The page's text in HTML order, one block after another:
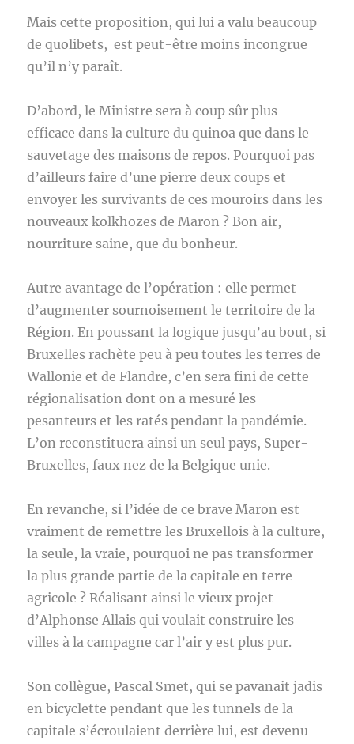
Mais cette proposition, qui lui a valu beaucoup
de quolibets, est peut-être moins incongrue
qu’il n’y paraît.
D’abord, le Ministre sera à coup sûr plus
efficace dans la culture du quinoa que dans le
sauvetage des maisons de repos. Pourquoi pas
d’ailleurs faire d’une pierre deux coups et
envoyer les survivants de ces mouroirs dans les
nouveaux kolkhozes de Maron ? Bon air,
nourriture saine, que du bonheur.
Autre avantage de l’opération : elle permet
d’augmenter sournoisement le territoire de la
Région. En poussant la logique jusqu’au bout, si
Bruxelles rachète peu à peu toutes les terres de
Wallonie et de Flandre, c’en sera fini de cette
régionalisation dont on a mesuré les
pesanteurs et les ratés pendant la pandémie.
L’on reconstituera ainsi un seul pays, Super-
Bruxelles, faux nez de la Belgique unie.
En revanche, si l’idée de ce brave Maron est
vraiment de remettre les Bruxellois à la culture,
la seule, la vraie, pourquoi ne pas transformer
la plus grande partie de la capitale en terre
agricole ? Réalisant ainsi le vieux projet
d’Alphonse Allais qui voulait construire les
villes à la campagne car l’air y est plus pur.
Son collègue, Pascal Smet, qui se pavanait jadis
en bicyclette pendant que les tunnels de la
capitale s’écroulaient derrière lui, est devenu